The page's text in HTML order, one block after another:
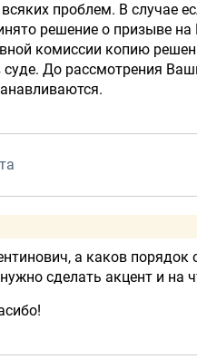
проблем. В случае
решение о призыве
комиссии копию
суде. До рассмотрения
а каков порядок
сделать акцент и на